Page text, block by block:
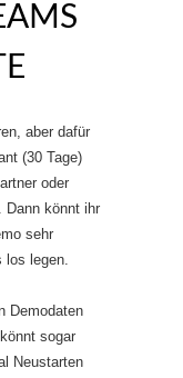
aber dafür
(30 Tage)
oder
Dann könnt ihr
sehr
los legen.
Demodaten
sogar
Neustarten